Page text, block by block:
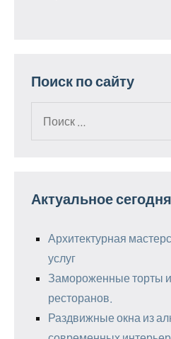
Поиск по сайту
Актуальное сегодня
Архитектурная
услуг
Замороженные торты
ресторанов.
Раздвижные окна из